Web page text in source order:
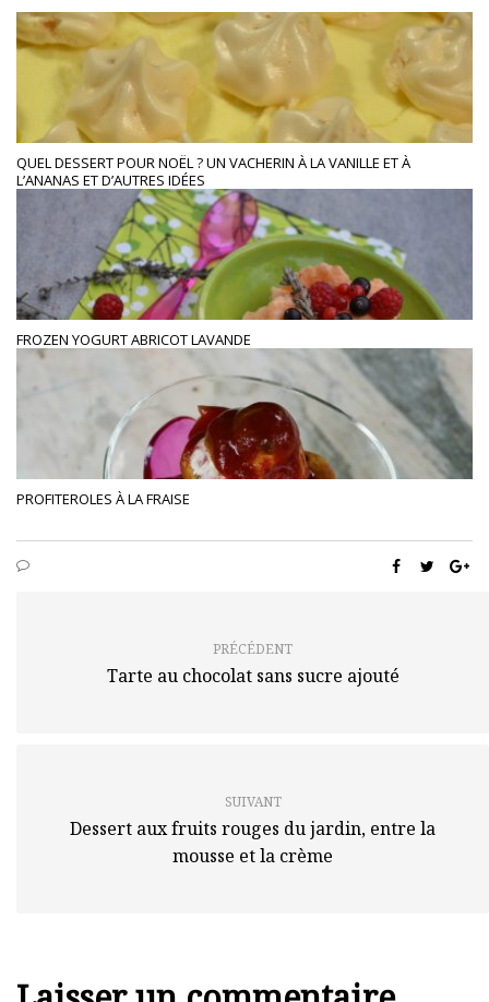
QUEL DESSERT POUR NOËL ? UN VACHERIN À LA VANILLE ET À
L’ANANAS ET D’AUTRES IDÉES
FROZEN YOGURT ABRICOT LAVANDE
PROFITEROLES À LA FRAISE
PRÉCÉDENT
Tarte au chocolat sans sucre ajouté
SUIVANT
Dessert aux fruits rouges du jardin, entre la
mousse et la crème